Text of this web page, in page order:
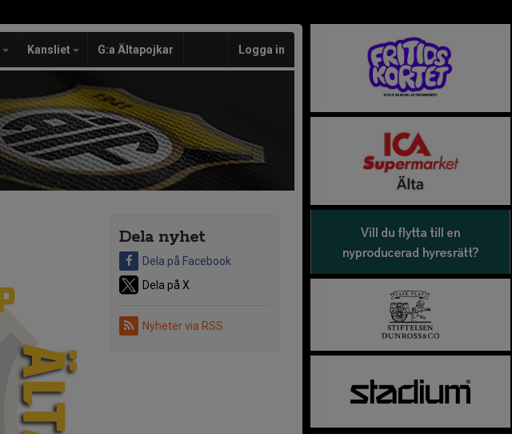
Kansliet G:a Ältapojkar Logga in
Dela nyhet
Dela på Facebook
Dela på X
Nyheter via RSS